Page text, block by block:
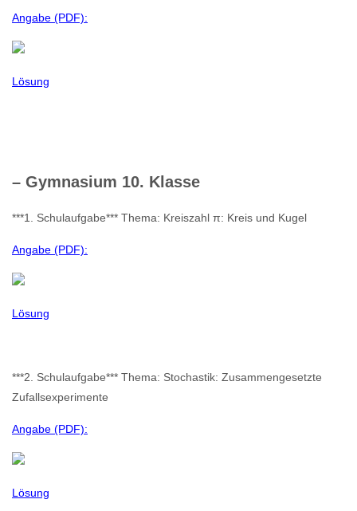
Angabe (PDF):
Lösung
– Gymnasium 10. Klasse
***1. Schulaufgabe*** Thema: Kreiszahl π: Kreis und Kugel
Angabe (PDF):
Lösung
***2. Schulaufgabe*** Thema: Stochastik: Zusammengesetzte
Zufallsexperimente
Angabe (PDF):
Lösung